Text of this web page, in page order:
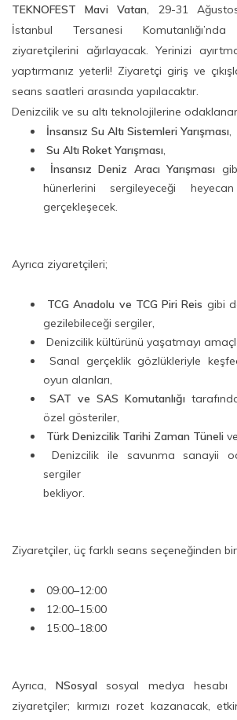
TEKNOFEST Mavi Vatan, 29-31
İstanbul Tersanesi
ziyaretçilerini ağırlayacak. Yerinizi
yaptırmanız yeterli! Ziyaretçi giriş ve
seans saatleri arasında yapılacaktır.
Denizcilik ve su altı teknolojilerine
İnsansız Su Altı Sistemleri Yarışması,
Su Altı Roket Yarışması,
İnsansız Deniz Aracı Yarışması
hünerlerini sergileyeceği
gerçekleşecek.
Ayrıca ziyaretçileri;
TCG Anadolu ve TCG Piri Reis gibi
gezilebileceği sergiler,
Denizcilik kültürünü yaşatmayı
Sanal gerçeklik gözlükleriyle
oyun alanları,
SAT ve SAS Komutanlığı
özel gösteriler,
Türk Denizcilik Tarihi Zaman Tüneli ve
Denizcilik ile savunma sanayii
sergiler
bekliyor.
Ziyaretçiler, üç farklı seans seçeneğinden
09:00–12:00
12:00–15:00
15:00–18:00
Ayrıca, NSosyalsosyal medya hesabı
ziyaretçiler; kırmızı rozet kazanacak,